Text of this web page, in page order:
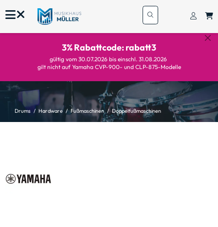
3% Rabattcode: rabatt3
gültig vom 30.07.2026 bis einschl. 31.08.2026
gilt nicht auf Yamaha CVP-900- und CLP-875-Modelle
Drums Hardware Fußmaschinen Doppelfußmaschinen